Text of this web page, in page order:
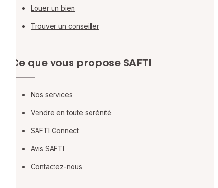
Louer un bien
Trouver un conseiller
Ce que vous propose SAFTI
Nos services
Vendre en toute sérénité
SAFTI Connect
Avis SAFTI
Contactez-nous